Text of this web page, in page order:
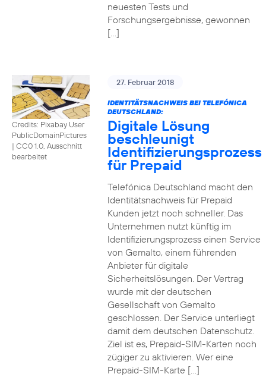
neuesten Tests und
Forschungsergebnisse, gewonnen
[…]
Credits: Pixabay User
PublicDomainPictures
| CC0 1.0, Ausschnitt
bearbeitet
27. Februar 2018
IDENTITÄTSNACHWEIS BEI TELEFÓNICA
DEUTSCHLAND:
Digitale Lösung
beschleunigt
Identifizierungsprozess
für Prepaid
Telefónica Deutschland macht den
Identitätsnachweis für Prepaid
Kunden jetzt noch schneller. Das
Unternehmen nutzt künftig im
Identifizierungsprozess einen Service
von Gemalto, einem führenden
Anbieter für digitale
Sicherheitslösungen. Der Vertrag
wurde mit der deutschen
Gesellschaft von Gemalto
geschlossen. Der Service unterliegt
damit dem deutschen Datenschutz.
Ziel ist es, Prepaid-SIM-Karten noch
zügiger zu aktivieren. Wer eine
Prepaid-SIM-Karte […]